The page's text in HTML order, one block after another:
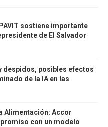
sostiene importante
de El Salvador
despidos, posibles efectos
de la IA en las
Alimentación: Accor
con un modelo